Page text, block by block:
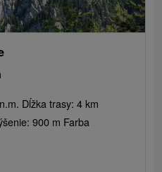
Dĺžka trasy: 4 km
900 m Farba